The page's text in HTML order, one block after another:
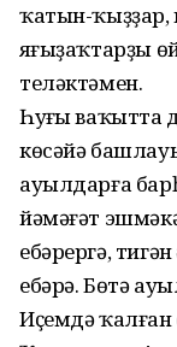
ҡатын-ҡыҙҙар,
яңғыҙаҡтарҙы
теләктәмен.
Һуңғы ваҡытта
көсәйә
ауылдарға
йәмәғәт
ебәрергә,
ебәрә. Бөтә
Иҫемдә ҡалған